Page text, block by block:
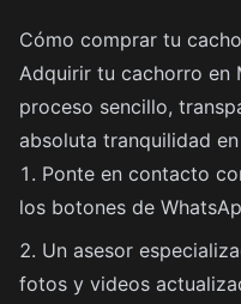
Cómo comprar tu
Adquirir tu cachorro en
proceso sencillo,
absoluta tranquilidad
Ponte en contacto
los botones de
Un asesor
fotos y videos